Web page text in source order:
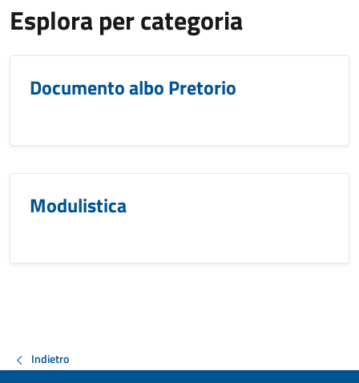
Esplora per categoria
Documento albo Pretorio
Modulistica
Indietro